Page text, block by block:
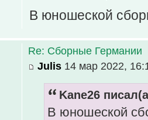
В юношеской
Re: Сборные Германии
Julis 14 мар 2022,
Kane26
В юношеской